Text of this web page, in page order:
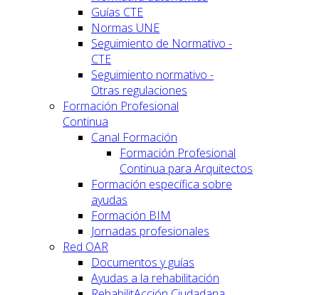
Guías CTE
Normas UNE
Seguimiento de Normativo -
CTE
Seguimiento normativo -
Otras regulaciones
Formación Profesional
Continua
Canal Formación
Formación Profesional
Continua para Arquitectos
Formación específica sobre
ayudas
Formación BIM
Jornadas profesionales
Red OAR
Documentos y guías
Ayudas a la rehabilitación